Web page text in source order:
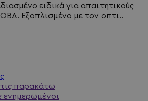
ειδικά για απαιτητικούς
Εξοπλισμένο με τον οπτι..
παρακάτω
ενημερωμένοι